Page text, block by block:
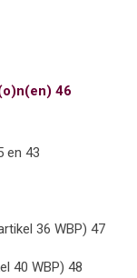
46
en 43
36 WBP) 47
40 WBP) 48